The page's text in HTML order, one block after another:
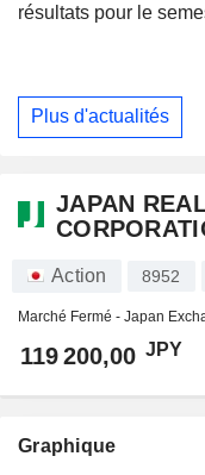
résultats pour le
Plus d'actualités
JAPAN
Action 8952
Marché Fermé - Japan
119 200,00 JPY
Graphique